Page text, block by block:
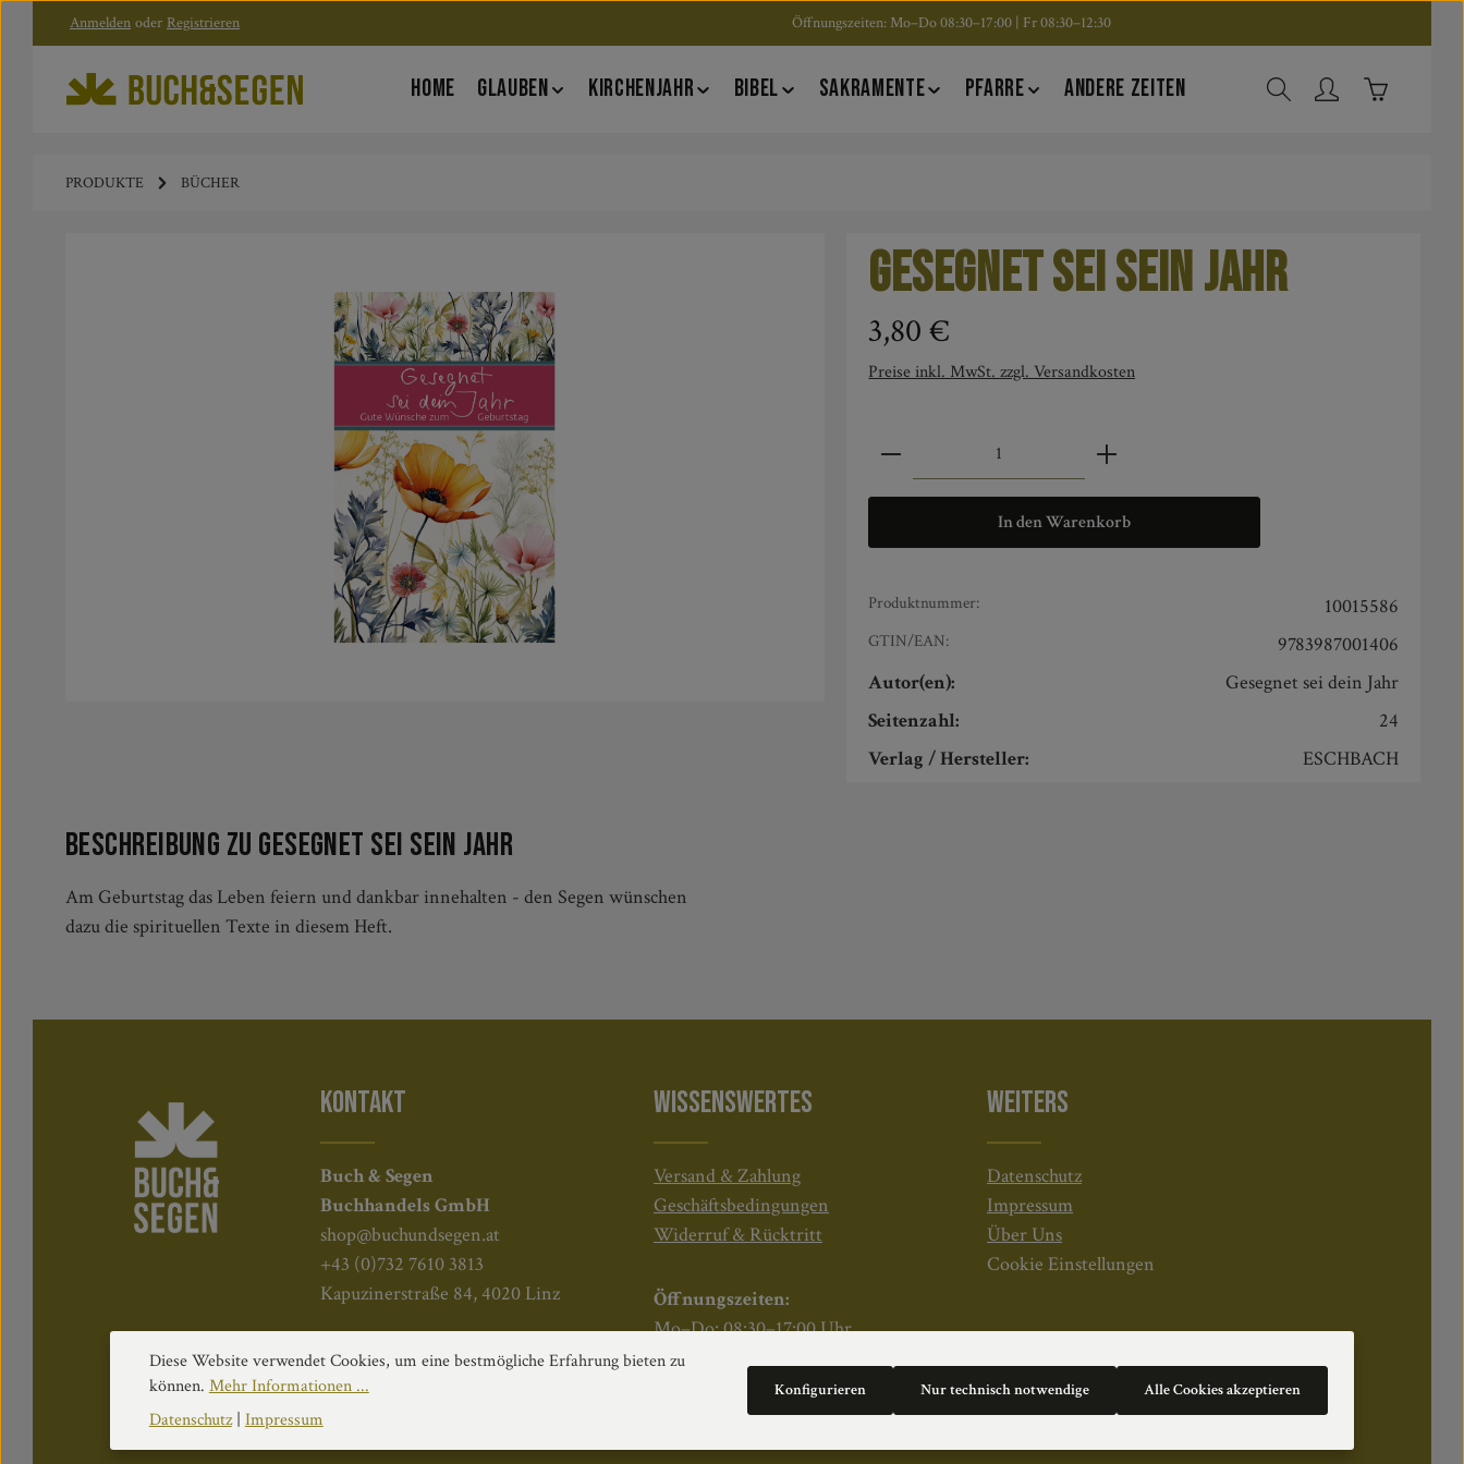
Zum Hauptinhalt springen
Zur Hauptnavigation springen
Anmelden oder Registrieren Öffnungszeiten: Mo–Do 08:30–17:00 | Fr 08:30–12:30
HOME GLAUBEN KIRCHENJAHR BIBEL SAKRAMENTE PFARRE ANDERE ZEITEN Warenkorb
PRODUKTE BÜCHER
Gesegnet sei sein Jahr
Regulärer Preis:
3,80 €
Preise inkl. MwSt. zzgl. Versandkosten
Produkt Anzahl: Gib den gewünschten Wert ein oder
In den Warenkorb
Produktnummer: 10015586
GTIN/EAN:
9783987001406
Autor(en):
Gesegnet sei dein Jahr
Seitenzahl:
24
Verlag / Hersteller:
ESCHBACH
Beschreibung zu Gesegnet sei sein Jahr
Am Geburtstag das Leben feiern und dankbar innehalten - den Segen wünschen
dazu die spirituellen Texte in diesem Heft.
KONTAKT
Buch & Segen
Buchhandels GmbH
shop@buchundsegen.at
+43 (0)732 7610 3813
Kapuzinerstraße 84, 4020 Linz
WISSENSWERTES
Versand & Zahlung
Geschäftsbedingungen
Widerruf & Rücktritt
Öffnungszeiten:
Mo–Do: 08:30–17:00 Uhr
Fr: 08:30–12:30 Uhr
WEITERS
Datenschutz
Impressum
Über Uns
Cookie Einstellungen
Diese Website verwendet Cookies, um eine bestmögliche Erfahrung bieten zu
können. Mehr Informationen ...
Datenschutz| Impressum
Nur technisch notwendige
Konfigurieren Alle Cookies akzeptieren